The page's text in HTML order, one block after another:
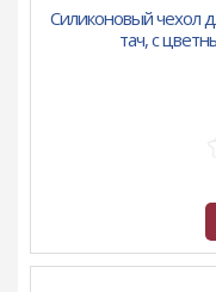
Силиконовый чехол
тач, с